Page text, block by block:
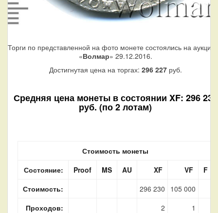
Торги по представленной на фото монете состоялись на
«Волмар» 29.12.2016.
Достигнутая цена на торгах: 296 227руб.
Средняя цена монеты в состоянии XF: 296 230
руб. (по 2 лотам)
Стоимость монеты
Состояние:
Proof MS AU XF VF
F
Стоимость:
296 230
105 000
Проходов:
2 1